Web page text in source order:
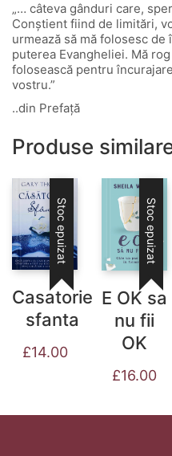
„… câteva gânduri care,
Conștient fiind de limitări,
urmează să mă folosesc
puterea Evangheliei. Mă
folosească pentru
vostru.”
..din Prefață
Produse
Stoc epuizat
Casatorie
sfanta
£14.00
Stoc epuizat
E OK sa
nu fii
OK
£16.00